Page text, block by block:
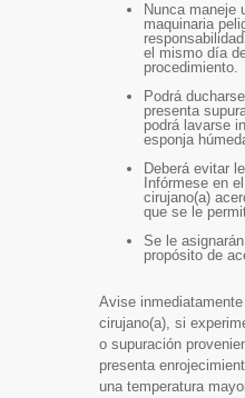
Nunca maneje
maquinaria
el mismo día
procedimiento.
Podrá
presenta
podrá lavarse
esponja
Deberá evitar
Infórmese en
cirujano(a)
que se le
Se le
propósito de
Avise
cirujano(a), si
o supuración
presenta
una temperatura